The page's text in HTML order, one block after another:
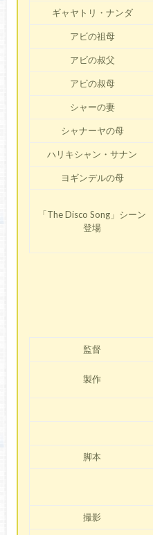
ギャヤトリ・ナンダ
アビの祖母
アビの叔父
アビの叔母
シャーの妻
シャナーヤの母
ハリキシャン・サナン
ヨギンデルの母
「The Disco Song」シーン
登場
監督
製作
脚本
撮影